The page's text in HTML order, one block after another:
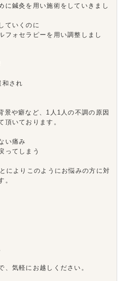
に鍼灸を用い施術をしていきまし
ていくのに
フォセラピーを用い調整しまし
和され
や癖など、1人1人の不調の原因
頂いております。
い痛み
ってしまう
によりこのようにお悩みの方に対
。
、気軽にお越しください。